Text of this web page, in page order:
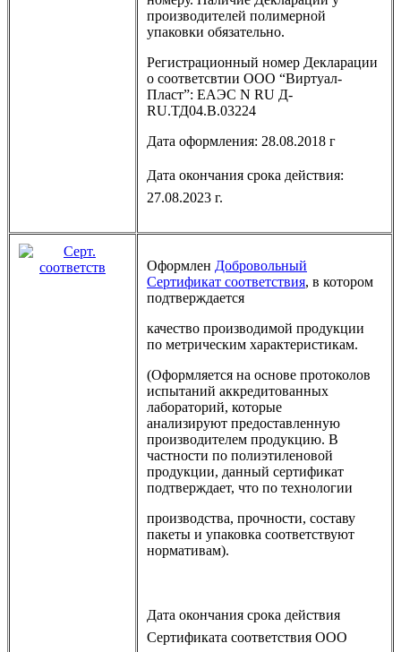
производителей полимерной
упаковки обязательно.
Регистрационный номер Декларации
о соответсвтии ООО “Виртуал-
Пласт”: ЕАЭС N RU Д-
RU.ТД04.В.03224
Дата оформления: 28.08.2018 г
Дата окончания срока действия:
27.08.2023 г.
Оформлен Добровольный
Сертификат соответствия, в котором
подтверждается
качество производимой продукции
по метрическим характеристикам.
(Оформляется на основе протоколов
испытаний аккредитованных
лабораторий, которые
анализируют предоставленную
производителем продукцию. В
частности по полиэтиленовой
продукции, данный сертификат
подтверждает, что по технологии
производства, прочности, составу
пакеты и упаковка соответствуют
нормативам).
Дата окончания срока действия
Сертификата соответствия ООО